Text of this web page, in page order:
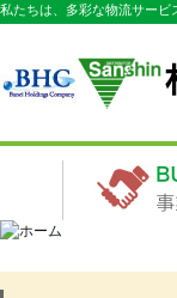
私たちは、多彩な物流サービ